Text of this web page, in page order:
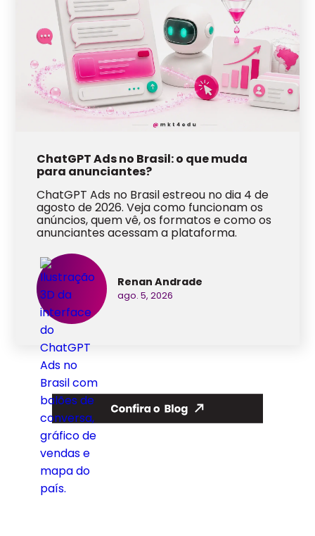
ChatGPT Ads no Brasil: o que muda
para anunciantes?
ChatGPT Ads no Brasil estreou no dia 4 de
agosto de 2026. Veja como funcionam os
anúncios, quem vê, os formatos e como os
anunciantes acessam a plataforma.
Renan Andrade
ago. 5, 2026